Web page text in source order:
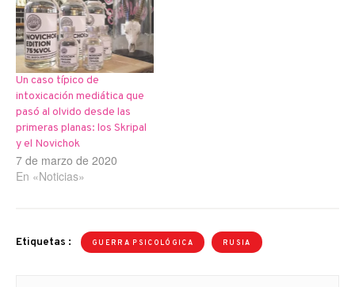
Un caso típico de
intoxicación mediática que
pasó al olvido desde las
primeras planas: los Skripal
y el Novichok
7 de marzo de 2020
En «Noticias»
Etiquetas : GUERRA PSICOLÓGICA RUSIA